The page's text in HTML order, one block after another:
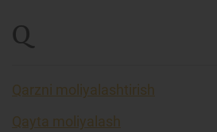
Q
Qarzni moliyalashtirish
Qayta moliyalash